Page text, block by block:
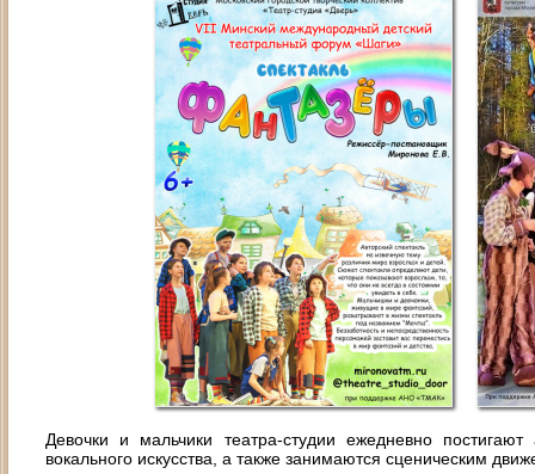
Девочки и мальчики театра-студии ежедневно
вокального искусства, а также занимаются сценическим